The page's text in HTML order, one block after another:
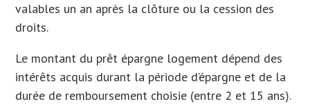
valables un an après la clôture ou la cession des
droits.
Le montant du prêt épargne logement dépend des
intérêts acquis durant la période d’épargne et de la
durée de remboursement choisie (entre 2 et 15 ans).